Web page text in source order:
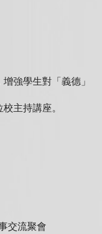
強學生對「義德」
主持講座。
交流聚會